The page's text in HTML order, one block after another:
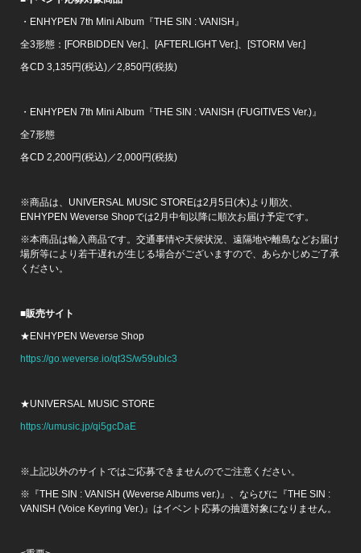
・ENHYPEN 7th Mini Album『THE SIN : VANISH』
全3形態：[FORBIDDEN Ver.]、[AFTERLIGHT Ver.]、[STORM Ver.]
各CD 3,135円(税込)／2,850円(税抜)
・ENHYPEN 7th Mini Album『THE SIN : VANISH (FUGITIVES Ver.)』
全7形態
各CD 2,200円(税込)／2,000円(税抜)
※商品は、UNIVERSAL MUSIC STOREは2月5日(木)より順次、
ENHYPEN Weverse Shopでは2月中旬以降に順次お届け予定です。
※本商品は輸入商品です。交通事情や天候状況、遠隔地や離島などお届け
場所等により若干遅れが生じる場合がございますので、あらかじめご了承
ください。
■販売サイト
★ENHYPEN Weverse Shop
https://go.weverse.io/qt3S/w59ublc3
★UNIVERSAL MUSIC STORE
https://umusic.jp/qi5gcDaE
※上記以外のサイトではご応募できませんのでご注意ください。
※『THE SIN : VANISH (Weverse Albums ver.)』、ならびに『THE SIN :
VANISH (Voice Keyring Ver.)』はイベント応募の抽選対象になりません。